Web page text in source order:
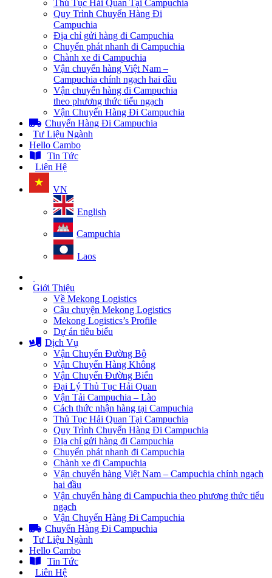
Thủ Tục Hải Quan Tại Campuchia
Quy Trình Chuyển Hàng Đi
Campuchia
Địa chỉ gửi hàng đi Campuchia
Chuyển phát nhanh đi Campuchia
Chành xe đi Campuchia
Vận chuyển hàng Việt Nam –
Campuchia chính ngạch hai đầu
Vận chuyển hàng đi Campuchia
theo phương thức tiểu ngạch
Vận Chuyển Hàng Đi Campuchia
Chuyển Hàng Đi Campuchia
Tư Liệu Ngành
Hello Cambo
Tin Tức
Liên Hệ
VN
English
Campuchia
Laos
Giới Thiệu
Về Mekong Logistics
Câu chuyện Mekong Logistics
Mekong Logistics’s Profile
Dự án tiêu biểu
Dịch Vụ
Vận Chuyển Đường Bộ
Vận Chuyển Hàng Không
Vận Chuyển Đường Biển
Đại Lý Thủ Tục Hải Quan
Vận Tải Campuchia – Lào
Cách thức nhận hàng tại Campuchia
Thủ Tục Hải Quan Tại Campuchia
Quy Trình Chuyển Hàng Đi Campuchia
Địa chỉ gửi hàng đi Campuchia
Chuyển phát nhanh đi Campuchia
Chành xe đi Campuchia
Vận chuyển hàng Việt Nam – Campuchia chính ngạch
hai đầu
Vận chuyển hàng đi Campuchia theo phương thức tiểu
ngạch
Vận Chuyển Hàng Đi Campuchia
Chuyển Hàng Đi Campuchia
Tư Liệu Ngành
Hello Cambo
Tin Tức
Liên Hệ